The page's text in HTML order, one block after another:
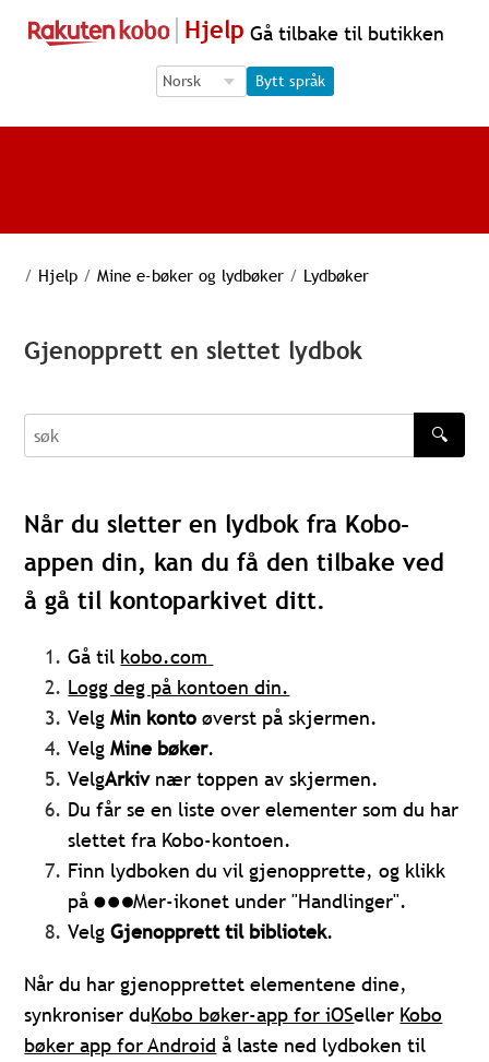
Hjelp Gå tilbake til butikken
Language Selection
Language Selection
Bytt språk
/ Hjelp / Mine e-bøker og lydbøker / Lydbøker
Gjenopprett en slettet lydbok
søk
🔍
Når du sletter en lydbok fra Kobo-
appen din, kan du få den tilbake ved
å gå til kontoparkivet ditt.
Gå til kobo.com
Logg deg på kontoen din.
VelgMin konto øverst på skjermen.
VelgMine bøker.
VelgArkivnær toppen av skjermen.
Du får se en liste over elementer som du har
slettet fra Kobo-kontoen.
Finn lydboken du vil gjenopprette, og klikk
på
Mer-ikonet under "Handlinger".
VelgGjenopprett til bibliotek.
Når du har gjenopprettet elementene dine,
synkroniser duKobo bøker-app for iOSeller Kobo
bøker app for Android å laste ned lydboken til